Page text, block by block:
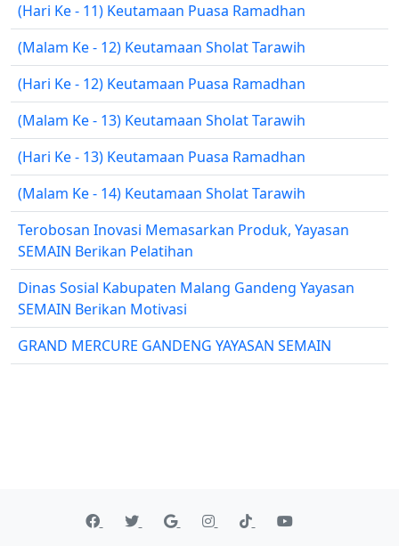
(Hari Ke - 11) Keutamaan Puasa Ramadhan
(Malam Ke - 12) Keutamaan Sholat Tarawih
(Hari Ke - 12) Keutamaan Puasa Ramadhan
(Malam Ke - 13) Keutamaan Sholat Tarawih
(Hari Ke - 13) Keutamaan Puasa Ramadhan
(Malam Ke - 14) Keutamaan Sholat Tarawih
Terobosan Inovasi Memasarkan Produk, Yayasan
SEMAIN Berikan Pelatihan
Dinas Sosial Kabupaten Malang Gandeng Yayasan
SEMAIN Berikan Motivasi
GRAND MERCURE GANDENG YAYASAN SEMAIN